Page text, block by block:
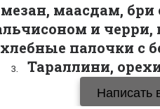
маасдам, бри
и
хлебные палочки с
Тараллини,
Написать